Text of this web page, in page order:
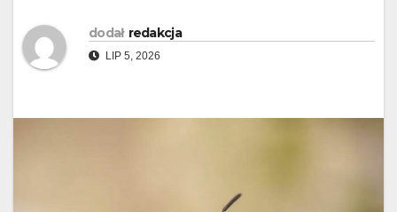
dodał redakcja
LIP 5, 2026